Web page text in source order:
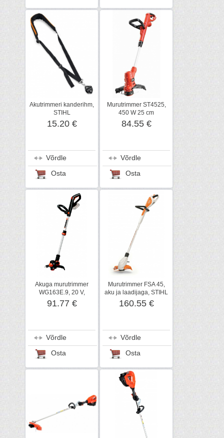
Akutrimmeri kanderihm,
STIHL
15.20 €
Võrdle
Osta
Murutrimmer ST4525,
450 W 25 cm
84.55 €
Võrdle
Osta
Akuga murutrimmer
WG163E.9, 20 V,
karkass, Worx
91.77 €
Võrdle
Osta
Murutrimmer FSA 45,
aku ja laadijaga, STIHL
160.55 €
Võrdle
Osta